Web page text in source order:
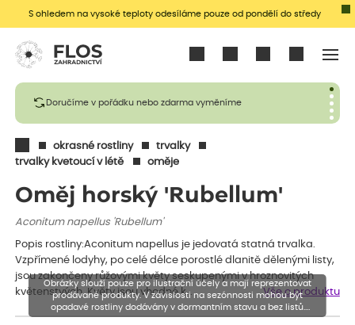
S ohledem na vysoké teploty odesíláme pouze od pondělí do středy
Doručíme v pořádku nebo zdarma vyměníme
okrasné rostliny
trvalky
trvalky kvetoucí v létě
oměje
Oměj horský 'Rubellum'
Aconitum napellus 'Rubellum'
Popis rostliny:Aconitum napellus je jedovatá statná trvalka.
Vzpřímené lodyhy, po celé délce porostlé dlanitě dělenými listy,
jsou zakončeny růžovými květy seskupenými v hroznovitých
květenstvých. Květy jsou vhodné k…
Vše o produktu
Obrázky slouží pouze pro ilustrační účely a mají reprezentovat
prodávané produkty. V závislosti na sezónnosti mohou být
opadavé rostliny dodávány v dormantním stavu a bez listů.
Rostliny mohou být také sestřiženy níže, než je uvedená výška,